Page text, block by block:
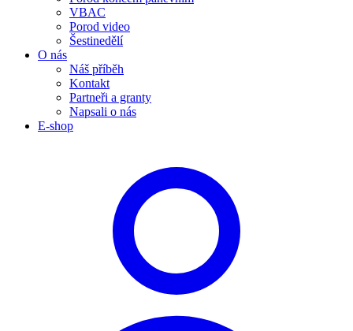
VBAC
Porod video
Šestinedělí
O nás
Náš příběh
Kontakt
Partneři a granty
Napsali o nás
E-shop